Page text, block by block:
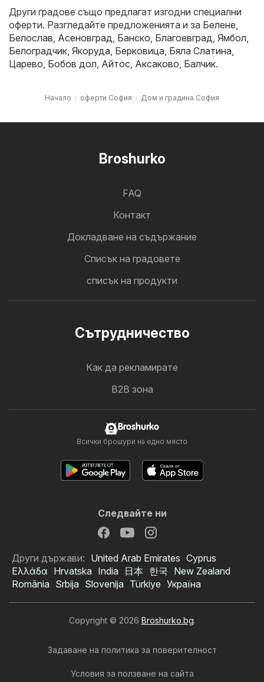
Други градове също предлагат изгодни специални
оферти. Разгледайте предложенията и за Белене,
Белослав, Асеновград, Банско, Благоевград, Ямбол,
Белоградчик, Якоруда, Берковица, Бяла Слатина,
Царево, Бобов дол, Айтос, Аксаково, Балчик.
Начало оферти София Дом и градина София
Broshurko
FAQ
Контакт
Докладване на съдържание
Cписък на градовете
списък на продукти
Cътрудничество
Как да рекламирате
B2B зона
Broshurko
Всички брошури на едно място
Следвайте ни
Други държави: United Arab Emirates Cyprus
Ελλάδα Hrvatska India 日本 한국 New Zealand
România Srbija Slovenija Türkiye Україна
Copyright © 2026 Broshurko.bg.
Задаване на политика за поверителност
Условия за ползване на сайта